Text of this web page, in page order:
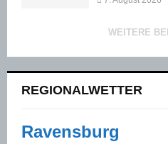
WEITERE
REGIONALWETTER
Ravensburg